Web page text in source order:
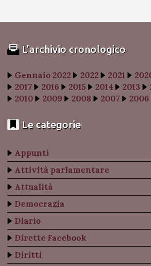
L’archivio cronologico
Gennaio 2022 2022 2021
2017
2016 2015 2014 2013
2010
2009 2008 2007 2006
Le categorie
Appunti
Attività parlamentare
Attualità
Democrazia
Diario
Dirette Facebook
Diritti